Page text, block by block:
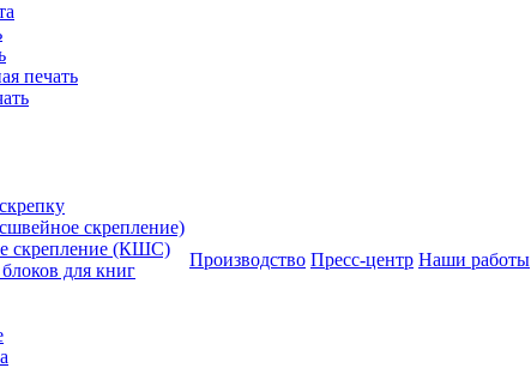
печать
скрепление)
скрепление (КШС)
для книг
Производство Пресс-центр Наши работы